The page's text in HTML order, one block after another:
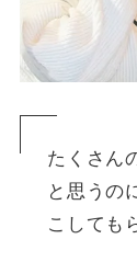
たくさん
と思うの
こしても